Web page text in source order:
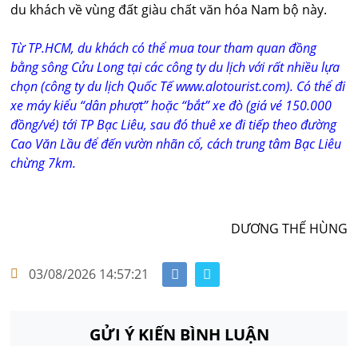
du khách về vùng đất giàu chất văn hóa Nam bộ này.
Từ TP.HCM, du khách có thể mua tour tham quan đồng
bằng sông Cửu Long tại các công ty du lịch với rất nhiều lựa
chọn (công ty du lịch Quốc Tế www.alotourist.com). Có thể đi
xe máy kiểu “dân phượt” hoặc “bắt” xe đò (giá vé 150.000
đồng/vé) tới TP Bạc Liêu, sau đó thuê xe đi tiếp theo đường
Cao Văn Lầu để đến vườn nhãn cổ, cách trung tâm Bạc Liêu
chừng 7km.
DƯƠNG THẾ HÙNG
03/08/2026 14:57:21
GỬI Ý KIẾN BÌNH LUẬN